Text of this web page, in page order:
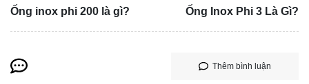
Ống inox phi 200 là gì? Ống Inox Phi 3 Là Gì?
Thêm bình luận